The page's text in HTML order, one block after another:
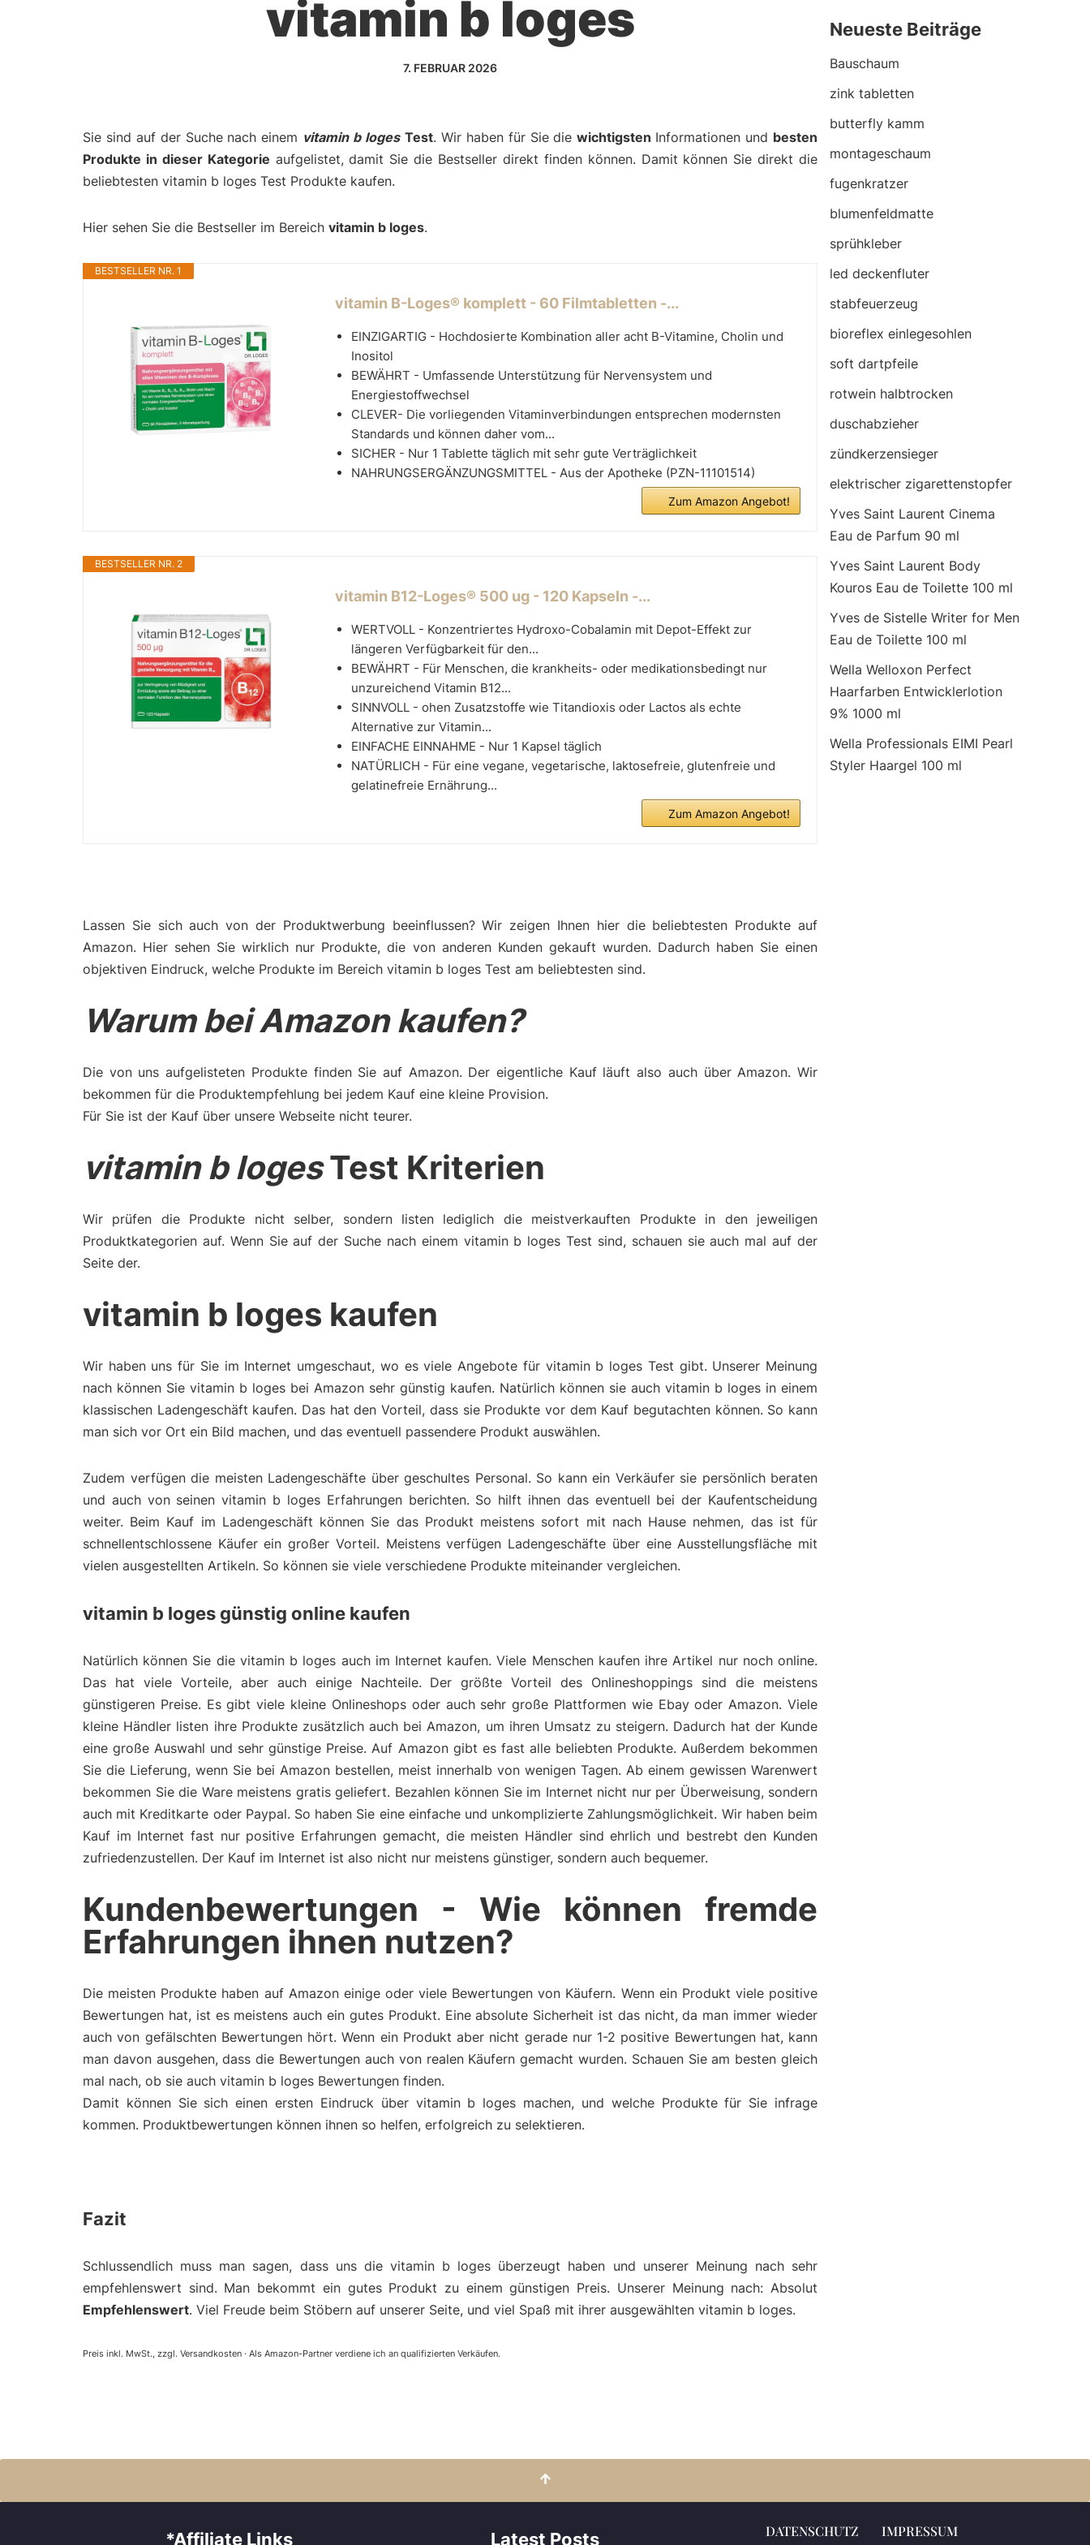
vitamin b loges
7. FEBRUAR 2026
Sie sind auf der Suche nach einem vitamin b loges Test. Wir haben für Sie diewichtigsten Informationen und besten
Produkte in dieser Kategorie aufgelistet, damit Sie die Bestseller direkt finden können. Damit können Sie direkt die
beliebtesten vitamin b loges Test Produkte kaufen.
Hier sehen Sie die Bestseller im Bereich vitamin b loges.
BESTSELLER NR. 1
vitamin B-Loges® komplett - 60 Filmtabletten -...
EINZIGARTIG - Hochdosierte Kombination aller acht B-Vitamine, Cholin und
Inositol
BEWÄHRT - Umfassende Unterstützung für Nervensystem und
Energiestoffwechsel
CLEVER- Die vorliegenden Vitaminverbindungen entsprechen modernsten
Standards und können daher vom...
SICHER - Nur 1 Tablette täglich mit sehr gute Verträglichkeit
NAHRUNGSERGÄNZUNGSMITTEL - Aus der Apotheke (PZN-11101514)
Zum Amazon Angebot!
BESTSELLER NR. 2
vitamin B12-Loges® 500 ug - 120 Kapseln -...
WERTVOLL - Konzentriertes Hydroxo-Cobalamin mit Depot-Effekt zur
längeren Verfügbarkeit für den...
BEWÄHRT - Für Menschen, die krankheits- oder medikationsbedingt nur
unzureichend Vitamin B12...
SINNVOLL - ohen Zusatzstoffe wie Titandioxis oder Lactos als echte
Alternative zur Vitamin...
EINFACHE EINNAHME - Nur 1 Kapsel täglich
NATÜRLICH - Für eine vegane, vegetarische, laktosefreie, glutenfreie und
gelatinefreie Ernährung...
Zum Amazon Angebot!
Lassen Sie sich auch von der Produktwerbung beeinflussen? Wir zeigen Ihnen hier die beliebtesten Produkte auf
Amazon. Hier sehen Sie wirklich nur Produkte, die von anderen Kunden gekauft wurden. Dadurch haben Sie einen
objektiven Eindruck, welche Produkte im Bereich vitamin b loges Test am beliebtesten sind.
Warum bei Amazon kaufen?
Die von uns aufgelisteten Produkte finden Sie auf Amazon. Der eigentliche Kauf läuft also auch über Amazon. Wir
bekommen für die Produktempfehlung bei jedem Kauf eine kleine Provision.
Für Sie ist der Kauf über unsere Webseite nicht teurer.
vitamin b logesTest Kriterien
Wir prüfen die Produkte nicht selber, sondern listen lediglich die meistverkauften Produkte in den jeweiligen
Produktkategorien auf. Wenn Sie auf der Suche nach einem vitamin b loges Test sind, schauen sie auch mal auf der
Seite der.
vitamin b loges kaufen
Wir haben uns für Sie im Internet umgeschaut, wo es viele Angebote für vitamin b loges Test gibt. Unserer Meinung
nach können Sie vitamin b loges bei Amazon sehr günstig kaufen. Natürlich können sie auch vitamin b loges in einem
klassischen Ladengeschäft kaufen. Das hat den Vorteil, dass sie Produkte vor dem Kauf begutachten können. So kann
man sich vor Ort ein Bild machen, und das eventuell passendere Produkt auswählen.
Zudem verfügen die meisten Ladengeschäfte über geschultes Personal. So kann ein Verkäufer sie persönlich beraten
und auch von seinen vitamin b loges Erfahrungen berichten. So hilft ihnen das eventuell bei der Kaufentscheidung
weiter. Beim Kauf im Ladengeschäft können Sie das Produkt meistens sofort mit nach Hause nehmen, das ist für
schnellentschlossene Käufer ein großer Vorteil. Meistens verfügen Ladengeschäfte über eine Ausstellungsfläche mit
vielen ausgestellten Artikeln. So können sie viele verschiedene Produkte miteinander vergleichen.
vitamin b loges günstig online kaufen
Natürlich können Sie die vitamin b loges auch im Internet kaufen. Viele Menschen kaufen ihre Artikel nur noch online.
Das hat viele Vorteile, aber auch einige Nachteile. Der größte Vorteil des Onlineshoppings sind die meistens
günstigeren Preise. Es gibt viele kleine Onlineshops oder auch sehr große Plattformen wie Ebay oder Amazon. Viele
kleine Händler listen ihre Produkte zusätzlich auch bei Amazon, um ihren Umsatz zu steigern. Dadurch hat der Kunde
eine große Auswahl und sehr günstige Preise. Auf Amazon gibt es fast alle beliebten Produkte. Außerdem bekommen
Sie die Lieferung, wenn Sie bei Amazon bestellen, meist innerhalb von wenigen Tagen. Ab einem gewissen Warenwert
bekommen Sie die Ware meistens gratis geliefert. Bezahlen können Sie im Internet nicht nur per Überweisung, sondern
auch mit Kreditkarte oder Paypal. So haben Sie eine einfache und unkomplizierte Zahlungsmöglichkeit. Wir haben beim
Kauf im Internet fast nur positive Erfahrungen gemacht, die meisten Händler sind ehrlich und bestrebt den Kunden
zufriedenzustellen. Der Kauf im Internet ist also nicht nur meistens günstiger, sondern auch bequemer.
Kundenbewertungen - Wie können fremde
Erfahrungen ihnen nutzen?
Die meisten Produkte haben auf Amazon einige oder viele Bewertungen von Käufern. Wenn ein Produkt viele positive
Bewertungen hat, ist es meistens auch ein gutes Produkt. Eine absolute Sicherheit ist das nicht, da man immer wieder
auch von gefälschten Bewertungen hört. Wenn ein Produkt aber nicht gerade nur 1-2 positive Bewertungen hat, kann
man davon ausgehen, dass die Bewertungen auch von realen Käufern gemacht wurden. Schauen Sie am besten gleich
mal nach, ob sie auch vitamin b loges Bewertungen finden.
Damit können Sie sich einen ersten Eindruck über vitamin b loges machen, und welche Produkte für Sie infrage
kommen. Produktbewertungen können ihnen so helfen, erfolgreich zu selektieren.
Fazit
Schlussendlich muss man sagen, dass uns die vitamin b loges überzeugt haben und unserer Meinung nach sehr
empfehlenswert sind. Man bekommt ein gutes Produkt zu einem günstigen Preis. Unserer Meinung nach: Absolut
Empfehlenswert. Viel Freude beim Stöbern auf unserer Seite, und viel Spaß mit ihrer ausgewählten vitamin b loges.
Preis inkl. MwSt., zzgl. Versandkosten · Als Amazon-Partner verdiene ich an qualifizierten Verkäufen.
Neueste Beiträge
Bauschaum
zink tabletten
butterfly kamm
montageschaum
fugenkratzer
blumenfeldmatte
sprühkleber
led deckenfluter
stabfeuerzeug
bioreflex einlegesohlen
soft dartpfeile
rotwein halbtrocken
duschabzieher
zündkerzensieger
elektrischer zigarettenstopfer
Yves Saint Laurent Cinema
Eau de Parfum 90 ml
Yves Saint Laurent Body
Kouros Eau de Toilette 100 ml
Yves de Sistelle Writer for Men
Eau de Toilette 100 ml
Wella Welloxon Perfect
Haarfarben Entwicklerlotion
9% 1000 ml
Wella Professionals EIMI Pearl
Styler Haargel 100 ml
*Affiliate Links Latest Posts DATENSCHUTZ IMPRESSUM